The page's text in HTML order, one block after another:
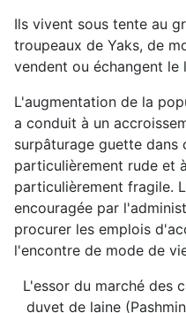
Ils vivent sous tente au
troupeaux de Yaks, de
vendent ou échangent le
L'augmentation de la
a conduit à un
surpâturage guette dans
particulièrement rude et
particulièrement fragile.
encouragée par
procurer les emplois
l'encontre de mode de
L'essor du marché des
duvet de laine